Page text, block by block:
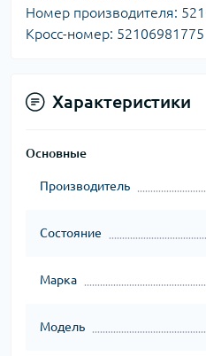
Номер производителя:
Кросс-номер: 52106981775
Характеристики
Основные
Производитель
Состояние
Марка
Модель